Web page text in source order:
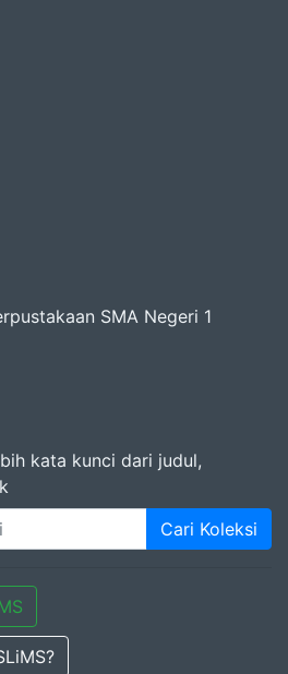
SMA Negeri 1
kata kunci dari judul,
Cari Koleksi